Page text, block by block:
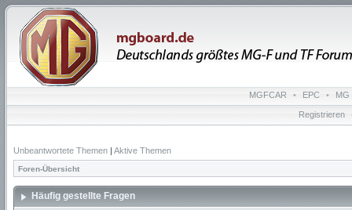
MGFCAR • EPC • MG
Registrieren
Unbeantwortete Themen | Aktive Themen
Foren-Übersicht
Häufig gestellte Fragen